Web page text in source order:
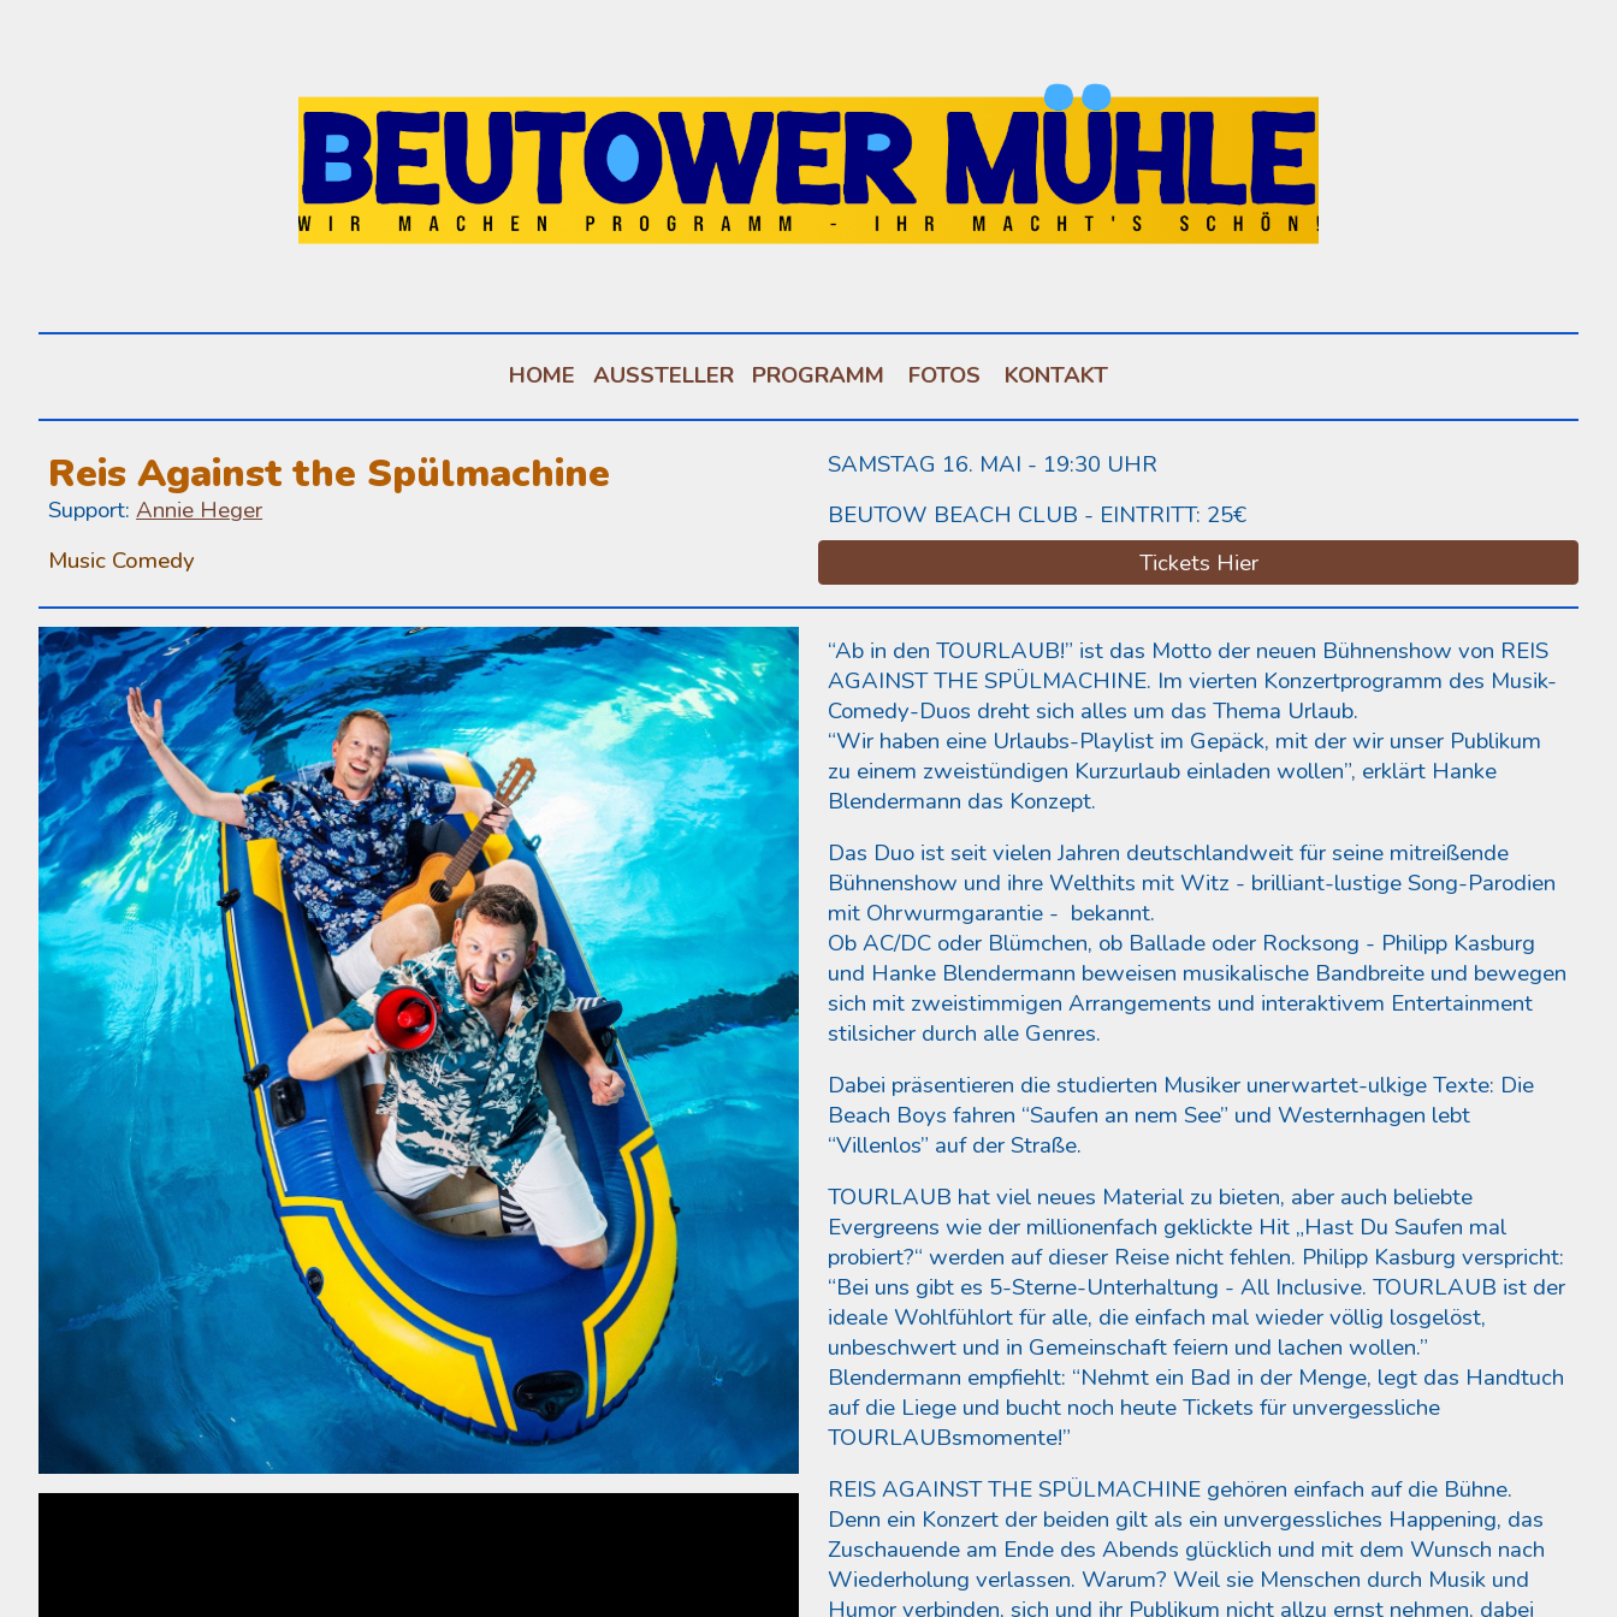
HOME AUSSTELLER PROGRAMM FOTOS KONTAKT
Reis Against the Spülmachine
Support:Annie Heger
Music Comedy
SAMSTAG 16. MAI - 19:30 UHR
BEUTOW BEACH CLUB - EINTRITT: 25€
Tickets Hier
“Ab in den TOURLAUB!” ist das Motto der neuen Bühnenshow von REIS
AGAINST THE SPÜLMACHINE. Im vierten Konzertprogramm des Musik-
Comedy-Duos dreht sich alles um das Thema Urlaub.
“Wir haben eine Urlaubs-Playlist im Gepäck, mit der wir unser Publikum
zu einem zweistündigen Kurzurlaub einladen wollen”, erklärt Hanke
Blendermann das Konzept.
Das Duo ist seit vielen Jahren deutschlandweit für seine mitreißende
Bühnenshow und ihre Welthits mit Witz - brilliant-lustige Song-Parodien
mit Ohrwurmgarantie - bekannt.
Ob AC/DC oder Blümchen, ob Ballade oder Rocksong - Philipp Kasburg
und Hanke Blendermann beweisen musikalische Bandbreite und bewegen
sich mit zweistimmigen Arrangements und interaktivem Entertainment
stilsicher durch alle Genres.
Dabei präsentieren die studierten Musiker unerwartet-ulkige Texte: Die
Beach Boys fahren “Saufen an nem See” und Westernhagen lebt
“Villenlos” auf der Straße.
TOURLAUB hat viel neues Material zu bieten, aber auch beliebte
Evergreens wie der millionenfach geklickte Hit „Hast Du Saufen mal
probiert?“ werden auf dieser Reise nicht fehlen. Philipp Kasburg verspricht:
“Bei uns gibt es 5-Sterne-Unterhaltung - All Inclusive. TOURLAUB ist der
ideale Wohlfühlort für alle, die einfach mal wieder völlig losgelöst,
unbeschwert und in Gemeinschaft feiern und lachen wollen.”
Blendermann empfiehlt: “Nehmt ein Bad in der Menge, legt das Handtuch
auf die Liege und bucht noch heute Tickets für unvergessliche
TOURLAUBsmomente!”
REIS AGAINST THE SPÜLMACHINE gehören einfach auf die Bühne.
Denn ein Konzert der beiden gilt als ein unvergessliches Happening, das
Zuschauende am Ende des Abends glücklich und mit dem Wunsch nach
Wiederholung verlassen. Warum? Weil sie Menschen durch Musik und
Humor verbinden, sich und ihr Publikum nicht allzu ernst nehmen, dabei